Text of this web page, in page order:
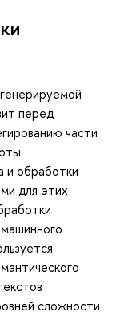
перед
части
и обработки
для этих
сложности